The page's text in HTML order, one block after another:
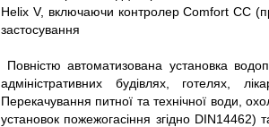
Helix V, включаючи контролер Comfort CC
застосування
Повністю автоматизована установка
адміністративних будівлях, готелях,
Перекачування питної та технічної води,
установок пожежогасіння згідно DIN14462)